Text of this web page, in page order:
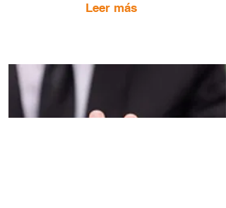
Leer más